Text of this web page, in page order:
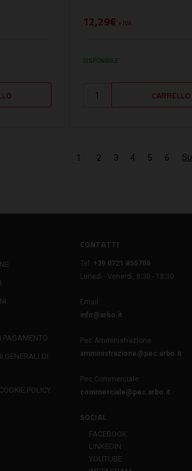
12,29€ + IVA
DISPONIBILE
1 2 3 4 5 6
PAGAMENTO
GENERALI DI
POLICY
CONTATTI
Tel:
+39 0721 855706
Lunedì - Venerdì, 8:30 - 18:30
Email:
info@arbo.it
Pec Amministrazione:
amministrazione@pec.arbo.it
Pec Commerciale:
commerciale@pec.arbo.it
SOCIAL
FACEBOOK
LINKEDIN
YOUTUBE